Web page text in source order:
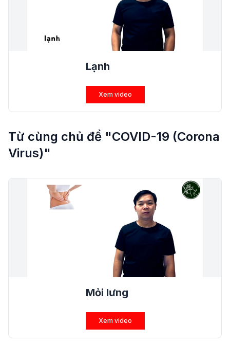
Lạnh
Xem video
Từ cùng chủ đề "COVID-19 (Corona
Virus)"
Mỏi lưng
Xem video